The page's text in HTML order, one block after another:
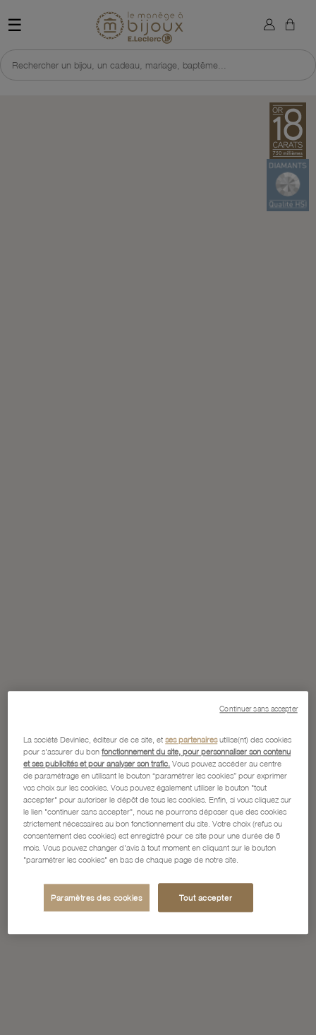
☰ Retour à l'accueil du site
Rechercher un bijou, un cadeau, mariage, baptême...
×
La société Devinlec, éditeur de ce site, etses partenairesutilise(nt) des cookies
pour s'assurer du bonfonctionnement du site, pour personnaliser son contenu
et ses publicités et pour analyser son trafic. Vous pouvez accéder au centre
de paramétrage en utilisant le bouton “paramétrer les cookies” pour exprimer
vos choix sur les cookies. Vous pouvez également utiliser le bouton "tout
accepter" pour autoriser le dépôt de tous les cookies. Enfin, si vous cliquez sur
le lien "continuer sans accepter", nous ne pourrons déposer que des cookies
strictement nécessaires au bon fonctionnement du site. Votre choix (refus ou
consentement des cookies) est enregistré pour ce site pour une durée de 6
mois. Vous pouvez changer d'avis à tout moment en cliquant sur le bouton
"paramétrer les cookies" en bas de chaque page de notre site.
Paramètres des cookies Tout accepter
Continuer sans accepter